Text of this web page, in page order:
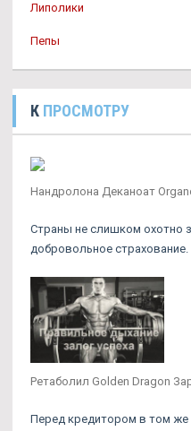
Липолики
Пепы
К ПРОСМОТРУ
Нандролона Деканоат
Страны не слишком охотно
добровольное страхование.
Ретаболил Golden Dragon
Перед кредитором в том же